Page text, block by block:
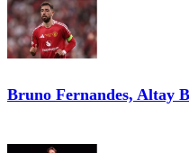
Bruno Fernandes, Altay